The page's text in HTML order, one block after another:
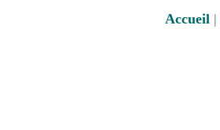
Accueil |